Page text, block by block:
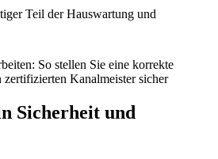
Teil der Hauswartung und
So stellen Sie eine korrekte
Kanalmeister sicher
Sicherheit und